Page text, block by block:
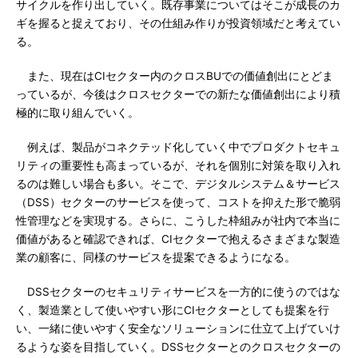
サイクルを作り出していく。既存事業についてはそこが成長のカ
ギを握ると捉えており、その仕組み作りが投資領域だと考えてい
る。
また、現在はCIセクター内のクロスBUでの価値創出にとどま
っているが、今後はクロスセクターでの新たな価値創出により積
極的に取り組んでいく。
例えば、製品がコネクテッド化していく中でプロダクトセキュ
リティの重要性も高まっているが、それを個別に対策を取り入れ
るのは難しい場合も多い。そこで、デジタルシステム＆サービス
（DSS）セクターのサービスを使って、コストを抑えた形で脆弱
性管理などを実現する。さらに、こうした枠組みが社内で本当に
価値があると確認できれば、CIセクターで抱えるさまざまな製造
業の顧客に、同様のサービスを提案できるようになる。
DSSセクターのセキュリティサービスを一方的に使うのではな
く、製造業として使いやすい形にCIセクターとしても提案を行
い、一緒に使いやすく安全なソリューションに仕立て上げていけ
るような姿を目指していく。DSSセクターとのクロスセクターの